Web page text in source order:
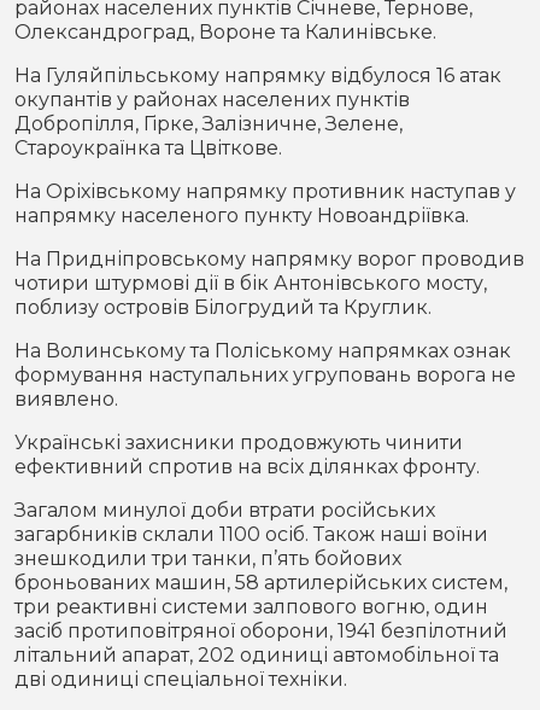
районах населених пунктів Січневе, Тернове,
Олександроград, Вороне та Калинівське.
На Гуляйпільському напрямку відбулося 16 атак
окупантів у районах населених пунктів
Добропілля, Гірке, Залізничне, Зелене,
Староукраїнка та Цвіткове.
На Оріхівському напрямку противник наступав у
напрямку населеного пункту Новоандріївка.
На Придніпровському напрямку ворог проводив
чотири штурмові дії в бік Антонівського мосту,
поблизу островів Білогрудий та Круглик.
На Волинському та Поліському напрямках ознак
формування наступальних угруповань ворога не
виявлено.
Українські захисники продовжують чинити
ефективний спротив на всіх ділянках фронту.
Загалом минулої доби втрати російських
загарбників склали 1100 осіб. Також наші воїни
знешкодили три танки, п’ять бойових
броньованих машин, 58 артилерійських систем,
три реактивні системи залпового вогню, один
засіб протиповітряної оборони, 1941 безпілотний
літальний апарат, 202 одиниці автомобільної та
дві одиниці спеціальної техніки.